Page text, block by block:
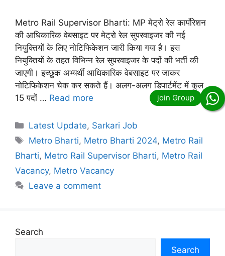
Metro Rail Supervisor Bharti: MP मेट्रो रेल कार्पोरेशन
की आधिकारिक वेबसाइट पर मेट्रो रेल सुपरवाइजर की नई
नियुक्तियों के लिए नोटिफिकेशन जारी किया गया है। इस
नियुक्तियों के तहत विभिन्न रेल सुपरवाइजर के पदों की भर्ती की
जाएगी। इच्छुक अभ्यर्थी आधिकारिक वेबसाइट पर जाकर
नोटिफिकेशन चेक कर सकते हैं। अलग-अलग डिपार्टमेंट में कुल
15 पदों … Read more
Categories
Latest Update, Sarkari Job
Tags
Metro Bharti, Metro Bharti 2024, Metro Rail
Bharti, Metro Rail Supervisor Bharti, Metro Rail
Vacancy, Metro Vacancy
Leave a comment
Search
Search